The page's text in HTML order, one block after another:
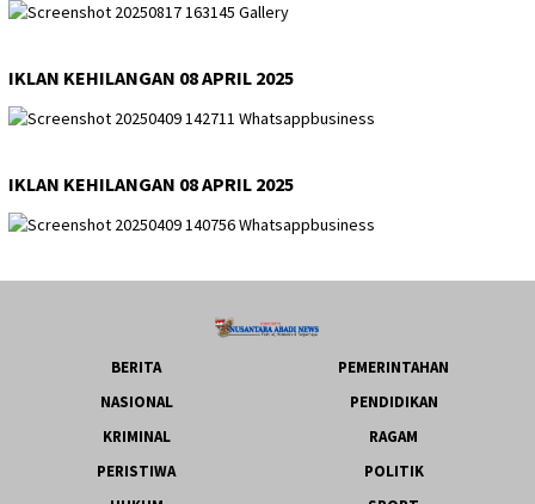
IKLAN KEHILANGAN 08 APRIL 2025
IKLAN KEHILANGAN 08 APRIL 2025
BERITA
PEMERINTAHAN
NASIONAL
PENDIDIKAN
KRIMINAL
RAGAM
PERISTIWA
POLITIK